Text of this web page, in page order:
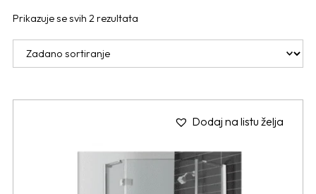
Prikazuje se svih 2 rezultata
Dodaj na listu želja